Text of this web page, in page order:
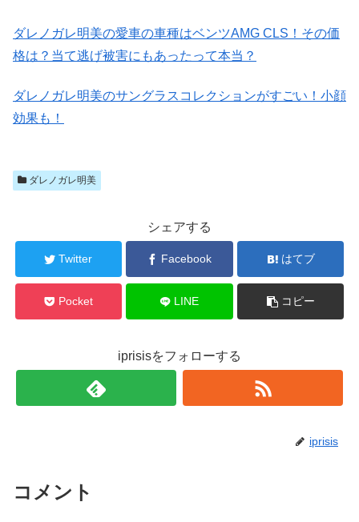
ダレノガレ明美の愛車の車種はベンツAMG CLS！その価
格は？当て逃げ被害にもあったって本当？
ダレノガレ明美のサングラスコレクションがすごい！小顔
効果も！
ダレノガレ明美
シェアする
Twitter Facebook はてブ
Pocket LINE コピー
iprisisをフォローする
iprisis
コメント